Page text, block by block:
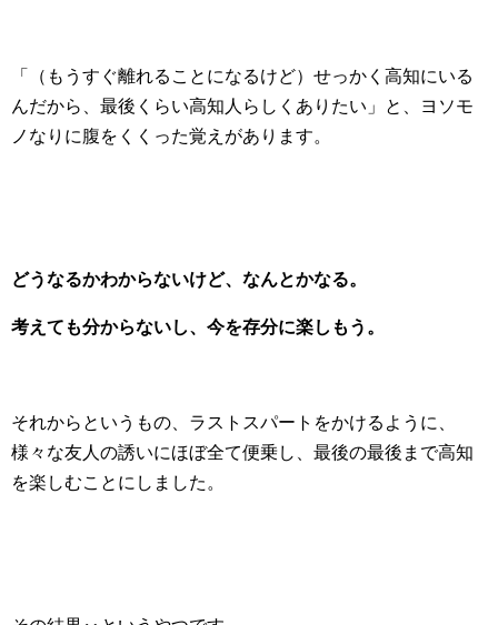
「（もうすぐ離れることになるけど）せっかく高知にいる
んだから、最後くらい高知人らしくありたい」と、ヨソモ
ノなりに腹をくくった覚えがあります。
どうなるかわからないけど、なんとかなる。
考えても分からないし、今を存分に楽しもう。
それからというもの、ラストスパートをかけるように、
様々な友人の誘いにほぼ全て便乗し、最後の最後まで高知
を楽しむことにしました。